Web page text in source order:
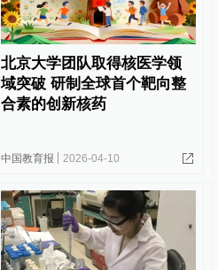
北京大学团队取得核医学领
域突破 研制全球首个靶向整
合素的创新核药
中国教育报 2026-04-10